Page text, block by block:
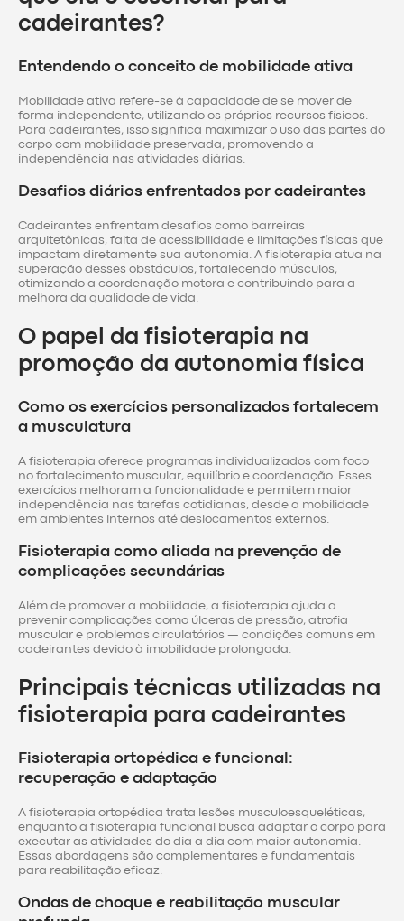
cadeirantes?
Entendendo o conceito de mobilidade ativa
Mobilidade ativa refere-se à capacidade de se mover de
forma independente, utilizando os próprios recursos físicos.
Para cadeirantes, isso significa maximizar o uso das partes do
corpo com mobilidade preservada, promovendo a
independência nas atividades diárias.
Desafios diários enfrentados por cadeirantes
Cadeirantes enfrentam desafios como barreiras
arquitetônicas, falta de acessibilidade e limitações físicas que
impactam diretamente sua autonomia. A fisioterapia atua na
superação desses obstáculos, fortalecendo músculos,
otimizando a coordenação motora e contribuindo para a
melhora da qualidade de vida.
O papel da fisioterapia na
promoção da autonomia física
Como os exercícios personalizados fortalecem
a musculatura
A fisioterapia oferece programas individualizados com foco
no fortalecimento muscular, equilíbrio e coordenação. Esses
exercícios melhoram a funcionalidade e permitem maior
independência nas tarefas cotidianas, desde a mobilidade
em ambientes internos até deslocamentos externos.
Fisioterapia como aliada na prevenção de
complicações secundárias
Além de promover a mobilidade, a fisioterapia ajuda a
prevenir complicações como úlceras de pressão, atrofia
muscular e problemas circulatórios — condições comuns em
cadeirantes devido à imobilidade prolongada.
Principais técnicas utilizadas na
fisioterapia para cadeirantes
Fisioterapia ortopédica e funcional:
recuperação e adaptação
A fisioterapia ortopédica trata lesões musculoesqueléticas,
enquanto a fisioterapia funcional busca adaptar o corpo para
executar as atividades do dia a dia com maior autonomia.
Essas abordagens são complementares e fundamentais
para reabilitação eficaz.
Ondas de choque e reabilitação muscular